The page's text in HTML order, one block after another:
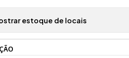
estoque de locais